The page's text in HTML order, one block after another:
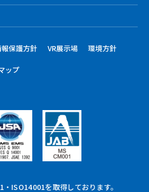
保護方針 VR展示場 環境方針
ップ
ISO14001を取得しております。